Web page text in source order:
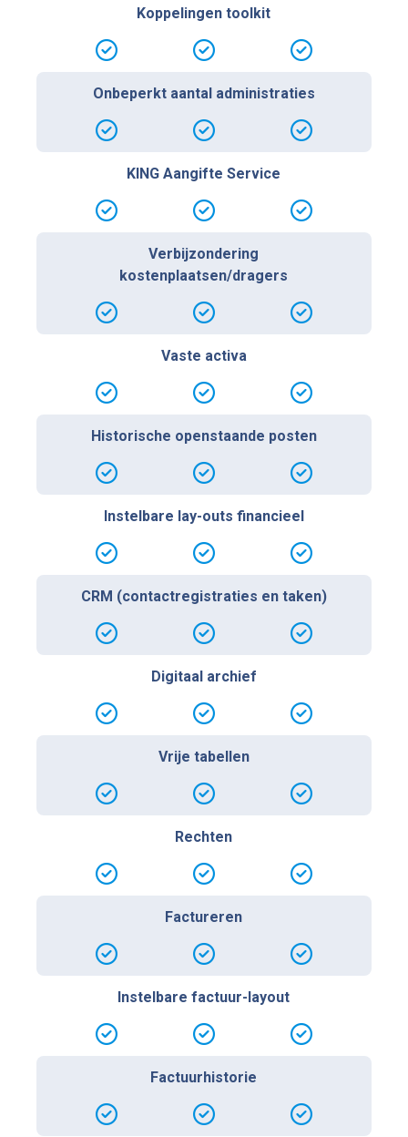
Koppelingen toolkit
Onbeperkt aantal administraties
KING Aangifte Service
Verbijzondering
kostenplaatsen/dragers
Vaste activa
Historische openstaande posten
Instelbare lay-outs financieel
CRM (contactregistraties en taken)
Digitaal archief
Vrije tabellen
Rechten
Factureren
Instelbare factuur-layout
Factuurhistorie